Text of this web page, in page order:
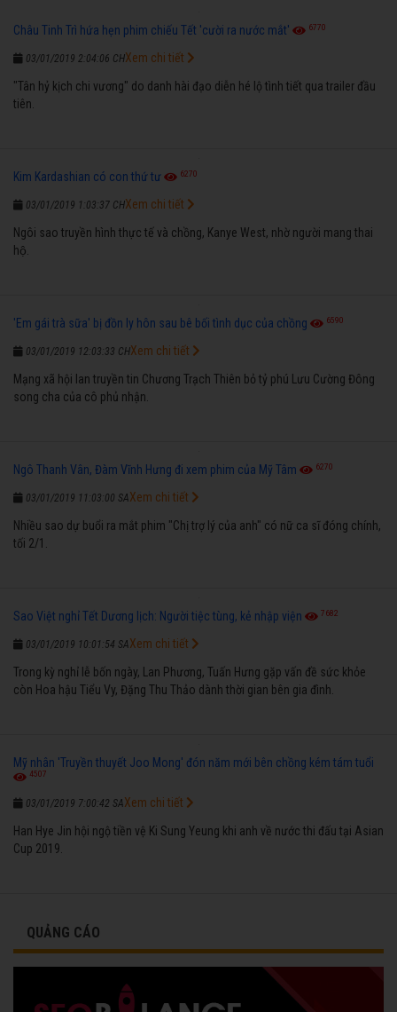
Châu Tinh Trì hứa hẹn phim chiếu Tết 'cười ra nước mắt' 6770
03/01/2019 2:04:06 CH
"Tân hỷ kịch chi vương" do danh hài đạo diễn hé lộ tình tiết qua trailer đầu
tiên.
Xem chi tiết
Kim Kardashian có con thứ tư 6270
03/01/2019 1:03:37 CH
Ngôi sao truyền hình thực tế và chồng, Kanye West, nhờ người mang thai
hộ.
Xem chi tiết
'Em gái trà sữa' bị đồn ly hôn sau bê bối tình dục của chồng 6590
03/01/2019 12:03:33 CH
Mạng xã hội lan truyền tin Chương Trạch Thiên bỏ tỷ phú Lưu Cường Đông
song cha của cô phủ nhận.
Xem chi tiết
Ngô Thanh Vân, Đàm Vĩnh Hưng đi xem phim của Mỹ Tâm 6270
03/01/2019 11:03:00 SA
Nhiều sao dự buổi ra mắt phim "Chị trợ lý của anh" có nữ ca sĩ đóng chính,
tối 2/1.
Xem chi tiết
Sao Việt nghỉ Tết Dương lịch: Người tiệc tùng, kẻ nhập viện 7682
03/01/2019 10:01:54 SA
Trong kỳ nghỉ lễ bốn ngày, Lan Phương, Tuấn Hưng gặp vấn đề sức khỏe
còn Hoa hậu Tiểu Vy, Đặng Thu Thảo dành thời gian bên gia đình.
Xem chi tiết
Mỹ nhân 'Truyền thuyết Joo Mong' đón năm mới bên chồng kém tám tuổi
4507
03/01/2019 7:00:42 SA
Han Hye Jin hội ngộ tiền vệ Ki Sung Yeung khi anh về nước thi đấu tại Asian
Cup 2019.
Xem chi tiết
QUẢNG CÁO